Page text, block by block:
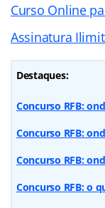
Curso Online
Assinatura
Destaques:
Concurso RFB:
Concurso RFB:
Concurso RFB:
Concurso RFB: o